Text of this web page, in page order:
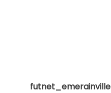
futnet_emerainville